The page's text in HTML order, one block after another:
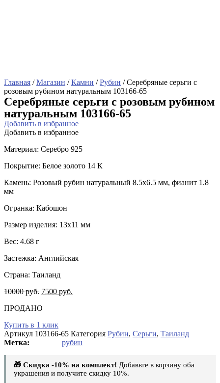
Главная /Магазин /Камни /Рубин / Серебряные серьги с
розовым рубином натуральным 103166-65
Серебряные серьги с розовым рубином
натуральным 103166-65
Добавить в избранное
Добавить в избранное
Материал: Серебро 925
Покрытие: Белое золото 14 К
Камень: Розовый рубин натуральный 8.5х6.5 мм, фианит 1.8
мм
Огранка: Кабошон
Размер изделия: 13х11 мм
Вес: 4.68 г
Застежка: Английская
Страна: Таиланд
10000руб. 7500 руб.
ПРОДАНО
Купить в 1 клик
Артикул 103166-65 Категория Рубин, Серьги, Таиланд
рубин
🎁 Скидка -10% на комплект! Добавьте в корзину оба
украшения и получите скидку 10%.